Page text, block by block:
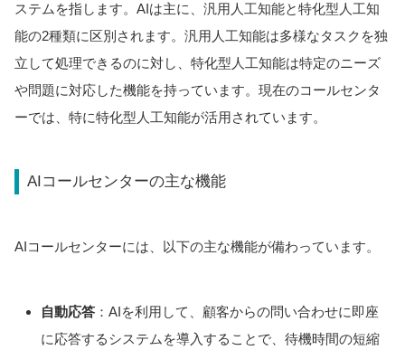
ステムを指します。AIは主に、汎用人工知能と特化型人工知
能の2種類に区別されます。汎用人工知能は多様なタスクを独
立して処理できるのに対し、特化型人工知能は特定のニーズ
や問題に対応した機能を持っています。現在のコールセンタ
ーでは、特に特化型人工知能が活用されています。
AIコールセンターの主な機能
AIコールセンターには、以下の主な機能が備わっています。
自動応答 ：AIを利用して、顧客からの問い合わせに即座
に応答するシステムを導入することで、待機時間の短縮